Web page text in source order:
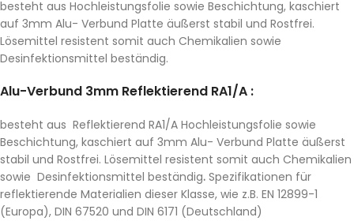
besteht aus Hochleistungsfolie sowie Beschichtung, kaschiert
auf 3mm Alu- Verbund Platte äußerst stabil und Rostfrei.
Lösemittel resistent somit auch Chemikalien sowie
Desinfektionsmittel beständig.
Alu-Verbund 3mm Reflektierend RA1/A :
besteht aus Reflektierend RA1/A Hochleistungsfolie sowie
Beschichtung, kaschiert auf 3mm Alu- Verbund Platte äußerst
stabil und Rostfrei. Lösemittel resistent somit auch Chemikalien
sowie Desinfektionsmittel beständig. Spezifikationen für
reflektierende Materialien dieser Klasse, wie z.B. EN 12899-1
(Europa), DIN 67520 und DIN 6171 (Deutschland)